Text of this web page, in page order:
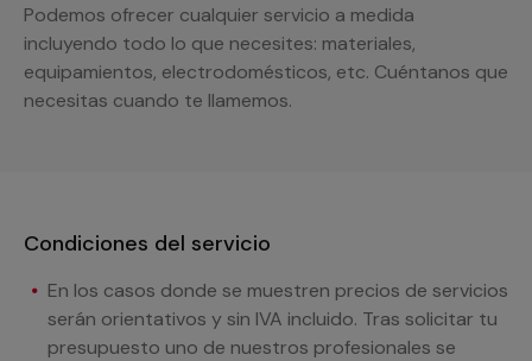
Podemos ofrecer cualquier servicio a medida
incluyendo todo lo que necesites: materiales,
equipamientos, electrodomésticos, etc. Cuéntanos que
necesitas cuando te llamemos.
Condiciones del servicio
En los casos donde se muestren precios de servicios
serán orientativos y sin IVA incluido. Tras solicitar tu
presupuesto uno de nuestros profesionales se